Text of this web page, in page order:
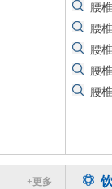
腰
腰
腰
腰
腰
+更多